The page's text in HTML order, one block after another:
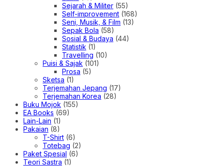
Sejarah & Militer (55)
Self-improvement (168)
Seni, Musik, & Film (13)
Sepak Bola (58)
Sosial & Budaya (44)
Statistik (1)
Travelling (10)
Puisi & Sajak (101)
Prosa (5)
Sketsa (1)
Terjemahan Jepang (17)
Terjemahan Korea (28)
Buku Mojok (155)
EA Books (69)
Lain-Lain (1)
Pakaian (8)
T-Shirt (6)
Totebag (2)
Paket Spesial (6)
Teori Sastra (1)